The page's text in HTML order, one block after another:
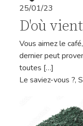
25/01/23
D'où
Vous aimez le
dernier peut
toutes […]
Le saviez-vous ?,